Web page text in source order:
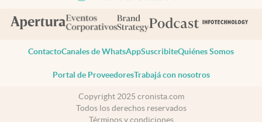
ContactoCanales de WhatsAppSuscribiteQuiénes Somos
Portal de ProveedoresTrabajá con nosotros
Copyright 2025 cronista.com
Todos los derechos reservados
Términos y condiciones